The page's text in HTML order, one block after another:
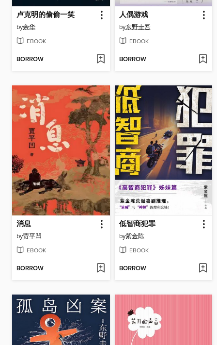
卢克明的偷偷一笑
by余华
EBOOK
BORROW
人偶游戏
by东野圭吾
EBOOK
BORROW
消息
by贾平凹
EBOOK
BORROW
低智商犯罪
by紫金陈
EBOOK
BORROW